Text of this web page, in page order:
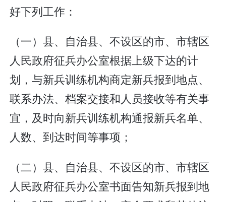
好下列工作：
（一）县、自治县、不设区的市、市辖区
人民政府征兵办公室根据上级下达的计
划，与新兵训练机构商定新兵报到地点、
联系办法、档案交接和人员接收等有关事
宜，及时向新兵训练机构通报新兵名单、
人数、到达时间等事项；
（二）县、自治县、不设区的市、市辖区
人民政府征兵办公室书面告知新兵报到地